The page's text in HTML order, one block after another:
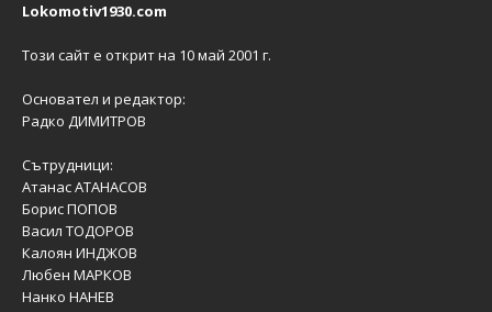
Lokomotiv1930.com
Този сайт е открит на 10 май 2001 г.
Основател и редактор:
Радко ДИМИТРОВ
Сътрудници:
Атанас АТАНАСОВ
Борис ПОПОВ
Васил ТОДОРОВ
Калоян ИНДЖОВ
Любен МАРКОВ
Нанко НАНЕВ